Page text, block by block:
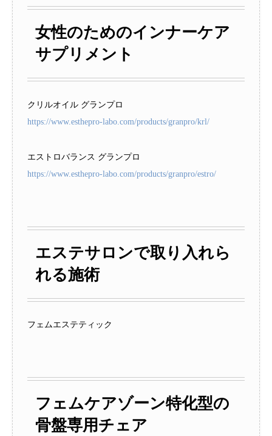
女性のためのインナーケア
サプリメント
クリルオイル グランプロ
https://www.esthepro-labo.com/products/granpro/krl/
エストロバランス グランプロ
https://www.esthepro-labo.com/products/granpro/estro/
エステサロンで取り入れら
れる施術
フェムエステティック
フェムケアゾーン特化型の
骨盤専用チェア